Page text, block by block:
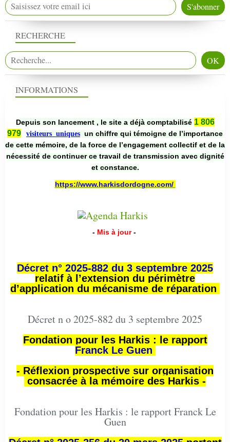
RECHERCHE
INFORMATIONS
Depuis son lancement , le site a déjà comptabilisé 1 806
979
visiteurs uniques un chiffre qui témoigne de l’importance
de cette mémoire, de la force de l’engagement collectif et de la
nécessité de continuer ce travail de transmission avec dignité
et constance.
https://www.harkisdordogne.com/
- Mis à jour -
Décret n° 2025-882 du 3 septembre 2025
relatif à l’extension du périmètre
d’application du mécanisme de réparation
Décret n o 2025-882 du 3 septembre 2025
Fondation pour les Harkis : le rapport
Franck Le Guen
- Réflexion prospective sur organisation
consacrée à la mémoire des Harkis -
Fondation pour les Harkis : le rapport Franck Le
Guen